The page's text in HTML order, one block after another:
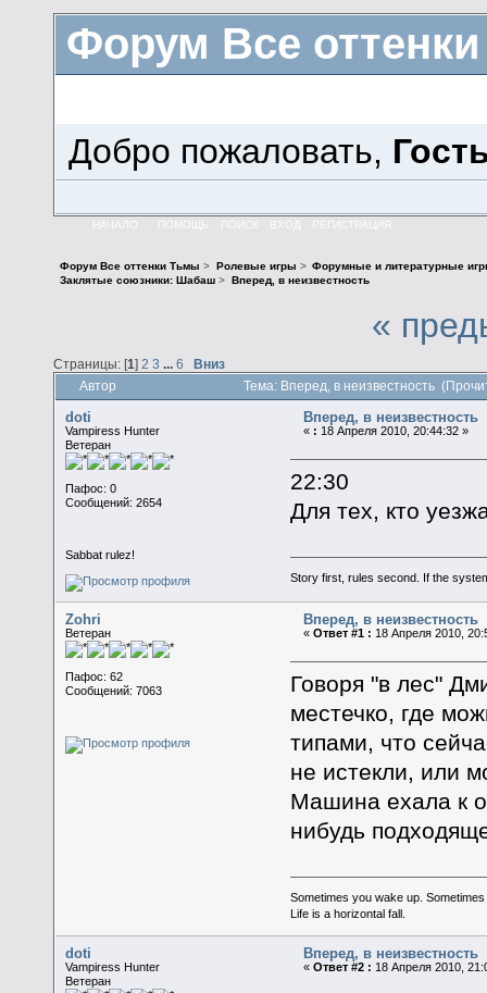
Форум Все
Добро пожаловать,
НАЧАЛО ПОМОЩЬ ВХОД РЕГИСТРАЦИЯ
Форум Все оттенки Тьмы > Ролевые игры > Форумные и литературные
Заклятые союзники: Шабаш > Вперед, в неизвестность
«
Страницы: [1] 2 3 ... 6 Вниз
Автор Тема: Вперед, в неизвестность
doti
Vampiress Hunter
Ветеран
Пафос: 0
Сообщений: 2654
Sabbat rulez!
Вперед, в неизвестность
« : 18 Апреля 2010, 20:44:32 »
22:30
Для тех, кто
Story first, rules second. If the
Zohri
Ветеран
Пафос: 62
Сообщений: 7063
Вперед, в неизвестность
«Ответ #1 : 18 Апреля 2010,
Говоря "в лес"
местечко, где
типами, что
не истекли, или
Машина ехала к
нибудь
Sometimes you wake up.
Life is a horizontal fall.
doti
Vampiress Hunter
Ветеран
Вперед, в неизвестность
«Ответ #2 : 18 Апреля 2010,